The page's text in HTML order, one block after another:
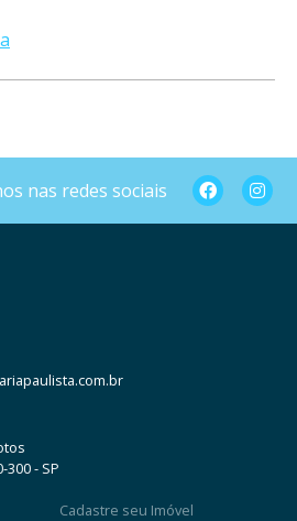
nas redes sociais
300 - SP
Cadastre seu Imóvel